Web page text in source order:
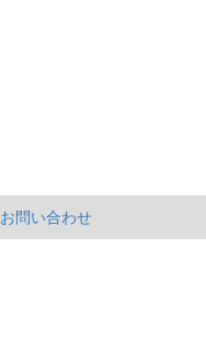
お問い合わせ